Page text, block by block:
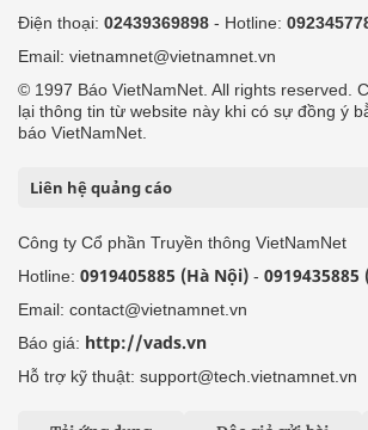
Điện thoại: 02439369898 - Hotline:
Email: vietnamnet@vietnamnet.vn
© 1997 Báo VietNamNet. All rights reserved.
lại thông tin từ website này khi có sự đồng ý
báo VietNamNet.
Liên hệ quảng cáo
Công ty Cổ phần Truyền thông VietNamNet
Hotline: 0919405885 (Hà Nội) - 0919435885
Email: contact@vietnamnet.vn
Báo giá: http://vads.vn
Hỗ trợ kỹ thuật: support@tech.vietnamnet.vn